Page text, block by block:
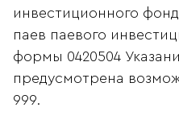
инвестиционного
паев паевого
формы 0420504
предусмотрена
999.